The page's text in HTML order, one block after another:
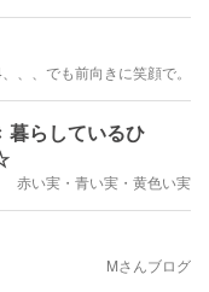
、、でも前向きに笑顔で。
暮らしているひ
赤い実・青い実・黄色い実
Mさんブログ